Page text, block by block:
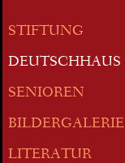
STIFTUNG
DEUTSCHHAUS
SENIOREN
BILDERGALERIE
LITERATUR